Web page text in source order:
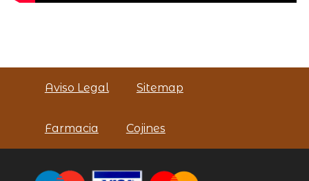
Aviso Legal Sitemap
Farmacia Cojines